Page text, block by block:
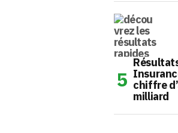
chiffre
milliard